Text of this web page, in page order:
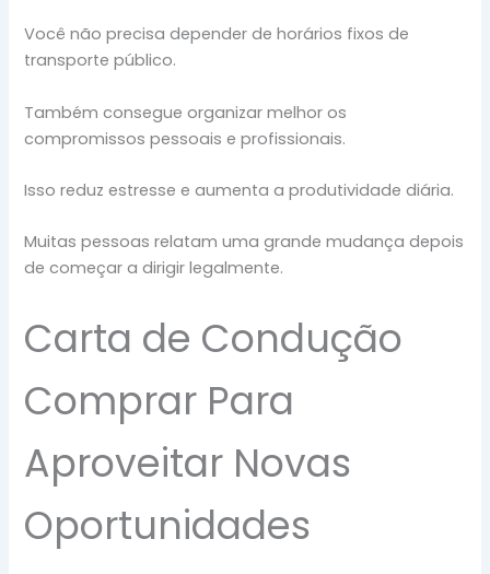
Você não precisa depender de horários fixos de
transporte público.
Também consegue organizar melhor os
compromissos pessoais e profissionais.
Isso reduz estresse e aumenta a produtividade diária.
Muitas pessoas relatam uma grande mudança depois
de começar a dirigir legalmente.
Carta de Condução
Comprar Para
Aproveitar Novas
Oportunidades